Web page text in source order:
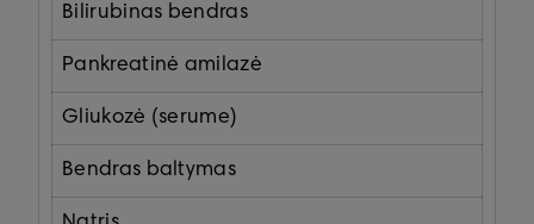
Bilirubinas bendras
Pankreatinė amilazė
Gliukozė (serume)
Bendras baltymas